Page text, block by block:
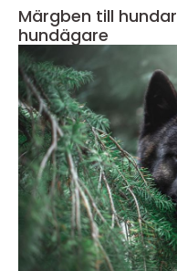
Märgben till hundar en omfattande guide för
hundägare